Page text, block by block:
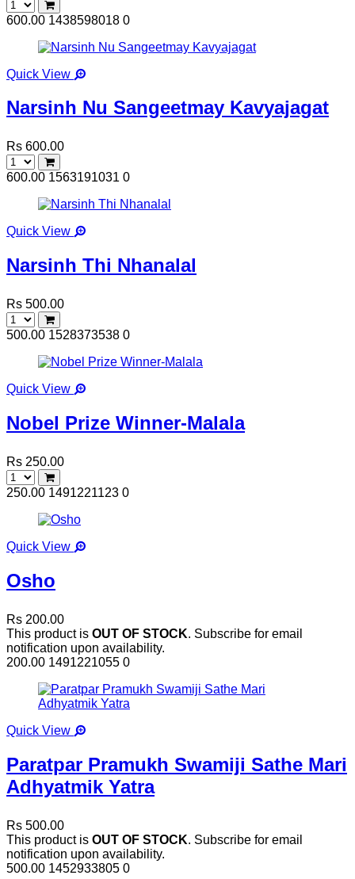
600.00 1438598018 0
Quick View
Narsinh Nu Sangeetmay Kavyajagat
Rs 600.00
600.00 1563191031 0
Quick View
Narsinh Thi Nhanalal
Rs 500.00
500.00 1528373538 0
Quick View
Nobel Prize Winner-Malala
Rs 250.00
250.00 1491221123 0
Quick View
Osho
Rs 200.00
This product is OUT OF STOCK. Subscribe for email
notification upon availability.
200.00 1491221055 0
Quick View
Paratpar Pramukh Swamiji Sathe Mari
Adhyatmik Yatra
Rs 500.00
This product is OUT OF STOCK. Subscribe for email
notification upon availability.
500.00 1452933805 0